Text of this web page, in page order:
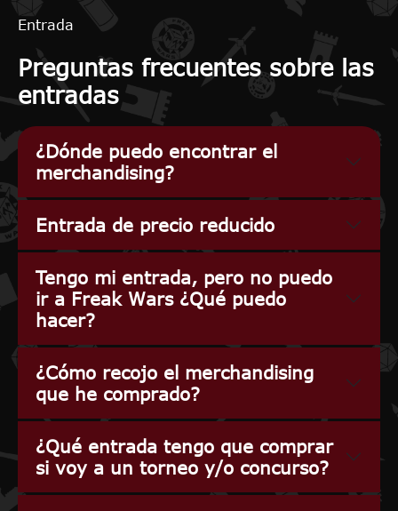
Entrada
Preguntas frecuentes sobre las
entradas
¿Dónde puedo encontrar el
merchandising?
Entrada de precio reducido
Tengo mi entrada, pero no puedo
ir a Freak Wars ¿Qué puedo
hacer?
¿Cómo recojo el merchandising
que he comprado?
¿Qué entrada tengo que comprar
si voy a un torneo y/o concurso?